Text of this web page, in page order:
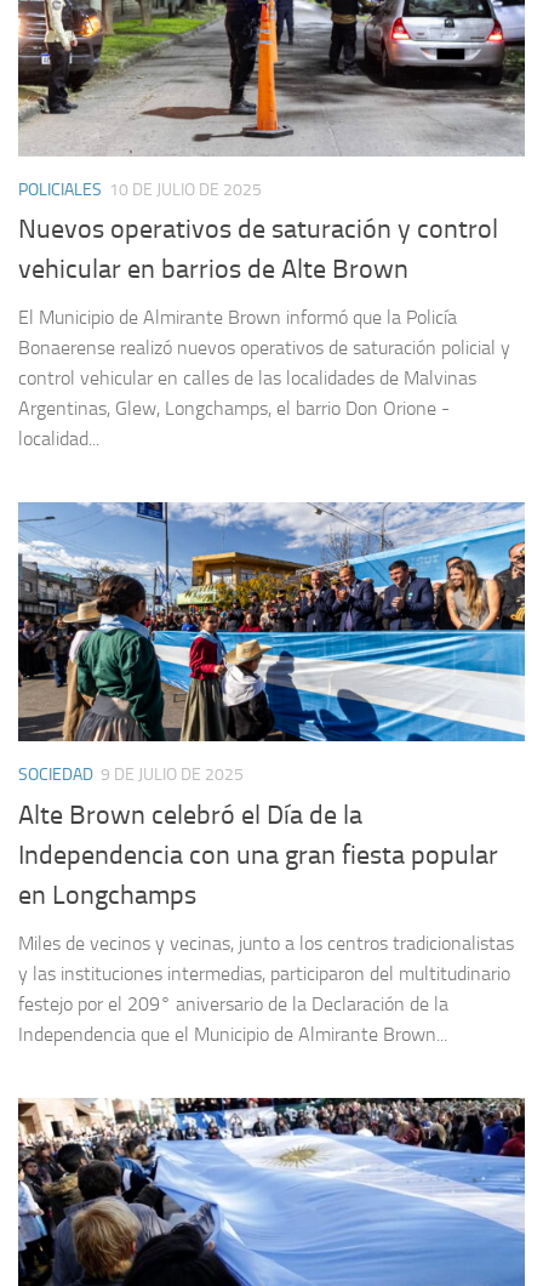
POLICIALES 10 DE JULIO DE 2025
Nuevos operativos de saturación y control
vehicular en barrios de Alte Brown
El Municipio de Almirante Brown informó que la Policía
Bonaerense realizó nuevos operativos de saturación policial y
control vehicular en calles de las localidades de Malvinas
Argentinas, Glew, Longchamps, el barrio Don Orione -
localidad...
SOCIEDAD 9 DE JULIO DE 2025
Alte Brown celebró el Día de la
Independencia con una gran fiesta popular
en Longchamps
Miles de vecinos y vecinas, junto a los centros tradicionalistas
y las instituciones intermedias, participaron del multitudinario
festejo por el 209° aniversario de la Declaración de la
Independencia que el Municipio de Almirante Brown...